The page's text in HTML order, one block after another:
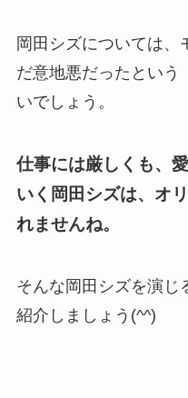
岡田シズについては、
だ意地悪だったという
いでしょう。
仕事には厳しくも、
いく岡田シズは、オ
れませんね。
そんな岡田シズを演じ
紹介しましょう(^^)